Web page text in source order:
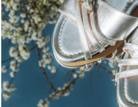
Blending sass and class,